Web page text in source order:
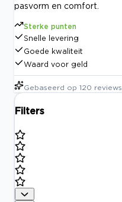
pasvorm en comfort.
Sterke punten
Snelle levering
Goede kwaliteit
Waard voor geld
Gebaseerd op 120 reviews
Filters